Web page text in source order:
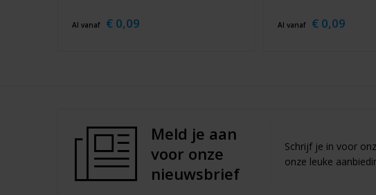
Al vanaf € 0,09 Al vanaf € 0,09
Meld je aan
voor onze
nieuwsbrief
Schrijf je in voor
onze leuke